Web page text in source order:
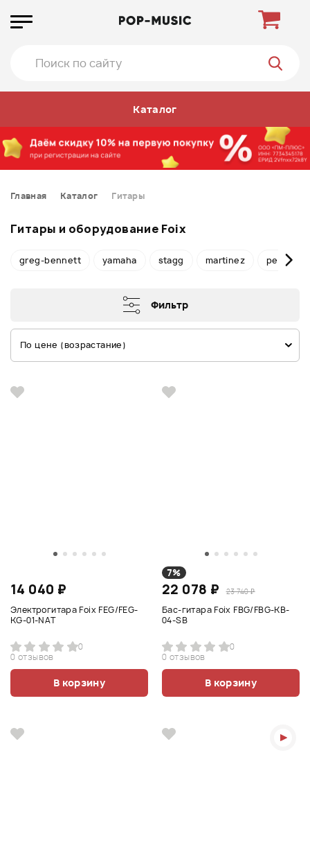
Каталог
Главная Каталог Гитары
Гитары и оборудование Foix
greg-bennett yamaha stagg martinez peavey
Фильтр
По цене (возрастание)
14 040 ₽
Электрогитара Foix FEG/FEG-
KG-01-NAT
0
0 отзывов
В корзину
7%
22 078 ₽ 23 740 ₽
Бас-гитара Foix FBG/FBG-KB-
04-SB
0
0 отзывов
В корзину